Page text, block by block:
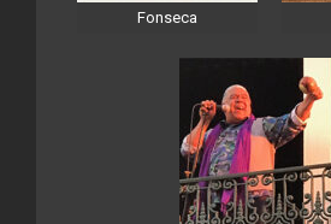
Fonseca